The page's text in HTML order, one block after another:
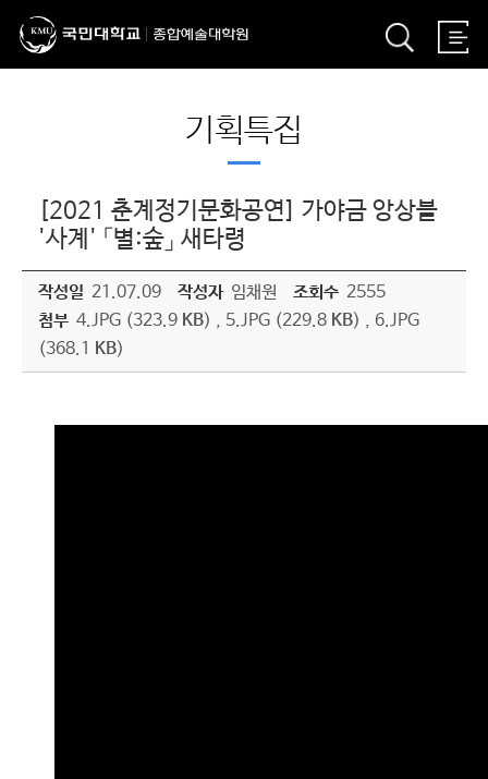
기획특집
[2021 춘계정기문화공연] 가야금 앙상블
'사계' 「별:숲」 새타령
작성일 21.07.09 작성자 임채원 조회수 2555
첨부 4.JPG (323.9 KB) , 5.JPG (229.8 KB) , 6.JPG
(368.1 KB)